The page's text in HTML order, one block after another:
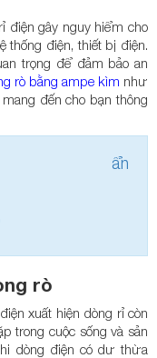
điện gây nguy hiểm cho
điện, thiết bị điện.
trọng để đảm bảo an
rò bằng ampe kìm như
đến cho bạn thông
ẩn
rò
xuất hiện dòng rỉ còn
trong cuộc sống và sản
dòng điện có dư thừa